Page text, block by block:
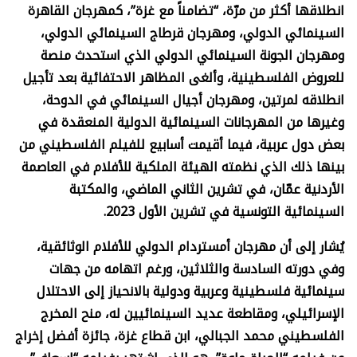
انطلاقها أكثر من مرّة، “تضامناً مع غزة”، كمهرجان القاهرة
السينمائي الدولي، ومهرجان قرطاج السينمائي الدولي،
ومهرجان الجونة السينمائي الدولي الذي استحدث منصة
للعروض الفلسطينية، وألغى المظاهر الاحتفائية بعد تأجيل
انطلاقه لمرتين، ومهرجان أجيال السينمائي في الدوحة،
وغيرها من المهرجانات السينمائية الدولية المنعقدة في
بعض دول عربية، فيما أقيمت أسابيع للفيلم الفلسطيني من
بينها ذلك الذي نظمته الهيئة الملكية للأفلام في العاصمة
الأردنية عمّان، في تشرين الثاني الماضي، والمكتبة
السينمائية التونسية في تشرين الأول 2023.
يُشار إلى أن مهرجان أمستردام الدولي للأفلام الوثائقية،
وفي دورته السادسة والثلاثين، ورغم اتهامه من جهات
سينمائية فلسطينية وعربية ودولية بالانحياز إلى الاحتلال
الإسرائيلي، ومقاطعة عديد السينمائيين له، منح المخرج
الفلسطيني محمد الجبالي، ابن قطاع غزة، جائزة أفضل إخراج